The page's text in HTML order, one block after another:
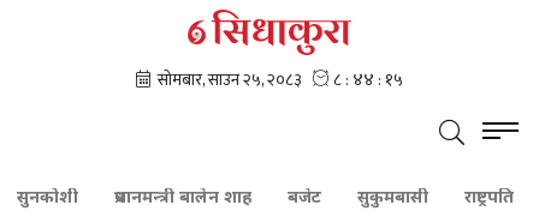
प्रधानमन्त्री बालेन शाह बजेट सुकुमबासी राष्ट्रपति